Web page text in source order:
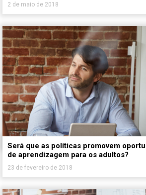
2 de maio de 2018
Será que as políticas promovem
de aprendizagem para os adultos?
23 de fevereiro de 2018